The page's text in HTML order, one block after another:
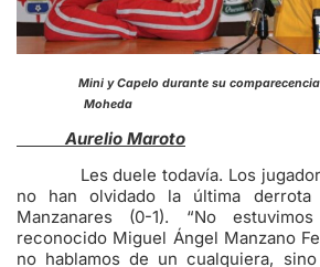
Mini y Capelo durante su
Moheda Foto:
Aurelio Maroto
Les duele todavía. Los
no han olvidado la última
Manzanares (0-1). “No
reconocido Miguel Ángel Manzano
no hablamos de un cualquiera,